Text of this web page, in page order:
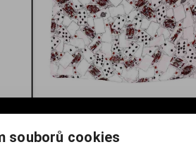
souborů cookies